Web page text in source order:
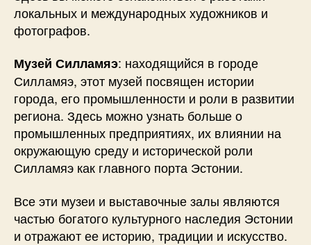
локальных и международных художников и
фотографов.
Музей Силламяэ: находящийся в городе
Силламяэ, этот музей посвящен истории
города, его промышленности и роли в развитии
региона. Здесь можно узнать больше о
промышленных предприятиях, их влиянии на
окружающую среду и исторической роли
Силламяэ как главного порта Эстонии.
Все эти музеи и выставочные залы являются
частью богатого культурного наследия Эстонии
и отражают ее историю, традиции и искусство.